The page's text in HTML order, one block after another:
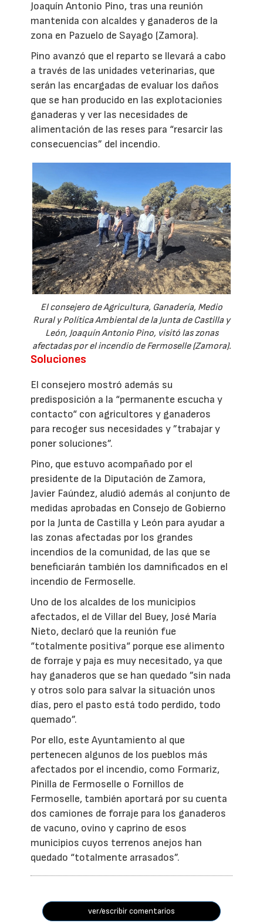
Joaquín Antonio Pino, tras una reunión
mantenida con alcaldes y ganaderos de la
zona en Pazuelo de Sayago (Zamora).
Pino avanzó que el reparto se llevará a cabo
a través de las unidades veterinarias, que
serán las encargadas de evaluar los daños
que se han producido en las explotacionies
ganaderas y ver las necesidades de
alimentación de las reses para “resarcir las
consecuencias” del incendio.
El consejero de Agricultura, Ganadería, Medio
Rural y Política Ambiental de la Junta de Castilla y
León, Joaquín Antonio Pino, visitó las zonas
afectadas por el incendio de Fermoselle (Zamora).
Soluciones
El consejero mostró además su
predisposición a la “permanente escucha y
contacto“ con agricultores y ganaderos
para recoger sus necesidades y ”trabajar y
poner soluciones”.
Pino, que estuvo acompañado por el
presidente de la Diputación de Zamora,
Javier Faúndez, aludió además al conjunto de
medidas aprobadas en Consejo de Gobierno
por la Junta de Castilla y León para ayudar a
las zonas afectadas por los grandes
incendios de la comunidad, de las que se
beneficiarán también los damnificados en el
incendio de Fermoselle.
Uno de los alcaldes de los municipios
afectados, el de Villar del Buey, José María
Nieto, declaró que la reunión fue
“totalmente positiva“ porque ese alimento
de forraje y paja es muy necesitado, ya que
hay ganaderos que se han quedado ”sin nada
y otros solo para salvar la situación unos
días, pero el pasto está todo perdido, todo
quemado”.
Por ello, este Ayuntamiento al que
pertenecen algunos de los pueblos más
afectados por el incendio, como Formariz,
Pinilla de Fermoselle o Fornillos de
Fermoselle, también aportará por su cuenta
dos camiones de forraje para los ganaderos
de vacuno, ovino y caprino de esos
municipios cuyos terrenos anejos han
quedado “totalmente arrasados”.
ver/escribir comentarios